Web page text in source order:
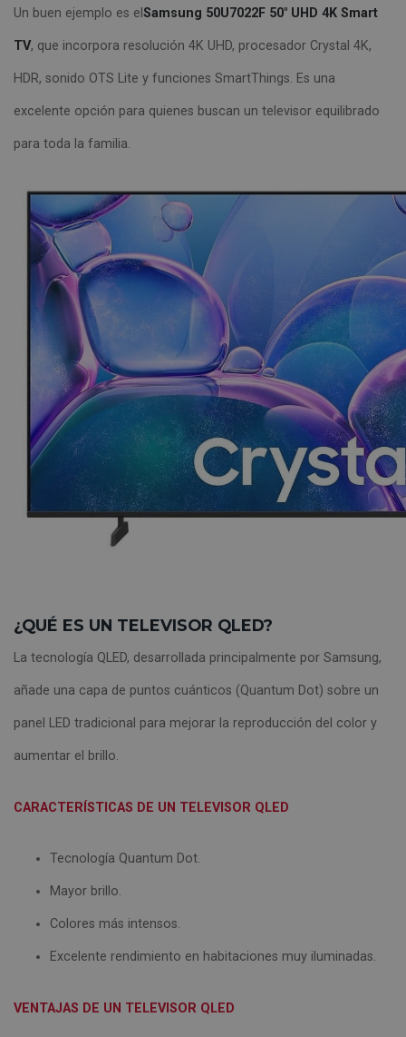
Un buen ejemplo es el Samsung 50U7022F 50" UHD 4K Smart
TV, que incorpora resolución 4K UHD, procesador Crystal 4K,
HDR, sonido OTS Lite y funciones SmartThings. Es una
excelente opción para quienes buscan un televisor equilibrado
para toda la familia.
¿QUÉ ES UN TELEVISOR QLED?
La tecnología QLED, desarrollada principalmente por Samsung,
añade una capa de puntos cuánticos (Quantum Dot) sobre un
panel LED tradicional para mejorar la reproducción del color y
aumentar el brillo.
CARACTERÍSTICAS DE UN TELEVISOR QLED
Tecnología Quantum Dot.
Mayor brillo.
Colores más intensos.
Excelente rendimiento en habitaciones muy iluminadas.
VENTAJAS DE UN TELEVISOR QLED